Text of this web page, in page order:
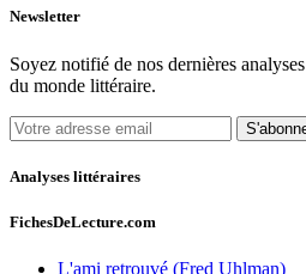
Newsletter
Soyez notifié de nos dernières
du monde littéraire.
Analyses littéraires
FichesDeLecture.com
L'ami retrouvé (Fred Uhlman)